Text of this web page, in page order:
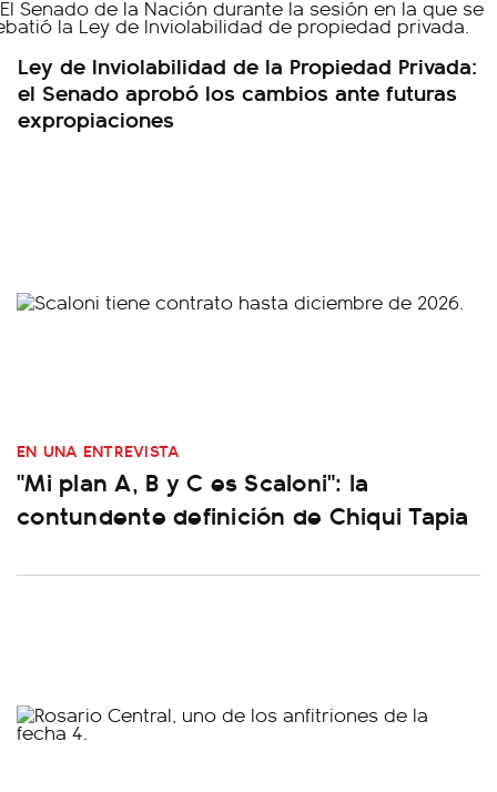
Ley de Inviolabilidad de la Propiedad Privada:
el Senado aprobó los cambios ante futuras
expropiaciones
EN UNA ENTREVISTA
"Mi plan A, B y C es Scaloni": la
contundente definición de Chiqui Tapia